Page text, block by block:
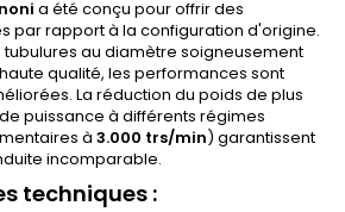
a été conçu pour offrir des
par rapport à la configuration d'origine.
tubulures au diamètre soigneusement
qualité, les performances sont
La réduction du poids de plus
puissance à différents régimes
à 3.000 trs/min) garantissent
incomparable.
techniques :